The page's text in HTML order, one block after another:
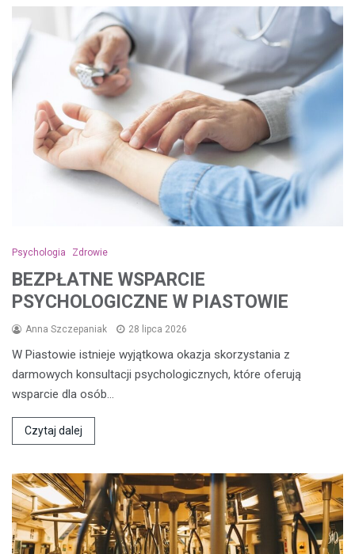
Psychologia Zdrowie
BEZPŁATNE WSPARCIE
PSYCHOLOGICZNE W PIASTOWIE
Anna Szczepaniak 28 lipca 2026
W Piastowie istnieje wyjątkowa okazja skorzystania z
darmowych konsultacji psychologicznych, które oferują
wsparcie dla osób…
Czytaj dalej